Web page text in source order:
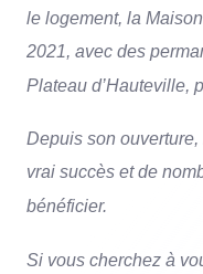
le logement, la
2021, avec des
Plateau d’Hauteville,
Depuis son
vrai succès et de
bénéficier.
Si vous cherchez à